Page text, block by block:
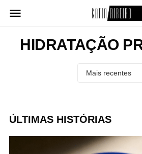
para
conteúdoHIDRATAÇÃO
ÚLTIMAS HISTÓRIAS